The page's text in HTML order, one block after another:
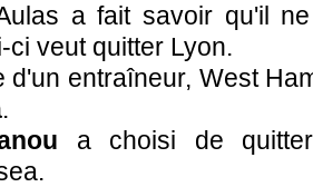
a fait savoir qu'il
ci veut quitter Lyon.
d'un entraîneur, West
.
a choisi de